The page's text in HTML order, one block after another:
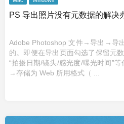
PS 导出照片没有元数据的解决
Adobe Photoshop 文件→导出→导
的。即便在导出页面勾选了保留元
“拍摄日期/镜头/感光度/曝光时间”
→存储为 Web 所用格式（ ...